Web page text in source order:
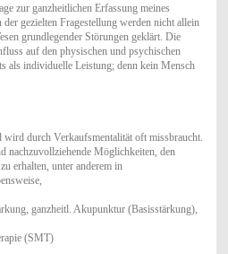
zur ganzheitlichen Erfassung meines
gezielten Fragestellung werden nicht allein
grundlegender Störungen geklärt. Die
auf den physischen und psychischen
als individuelle Leistung; denn kein Mensch
durch Verkaufsmentalität oft missbraucht.
nachzuvollziehende Möglichkeiten, den
erhalten, unter anderem in
ganzheitl. Akupunktur (Basisstärkung),
(SMT)